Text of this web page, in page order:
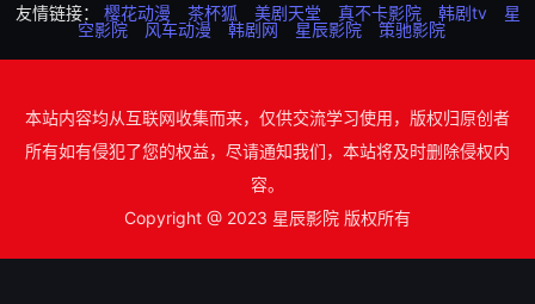
友情链接： 樱花动漫 茶杯狐 美剧天堂 真不卡影院 韩剧tv
星
空影院
风车动漫 韩剧网 星辰影院 策驰影院
本站内容均从互联网收集而来，仅供交流学习使用，版权归原创者
所有如有侵犯了您的权益，尽请通知我们，本站将及时删除侵权内
容。
Copyright @ 2023 星辰影院 版权所有